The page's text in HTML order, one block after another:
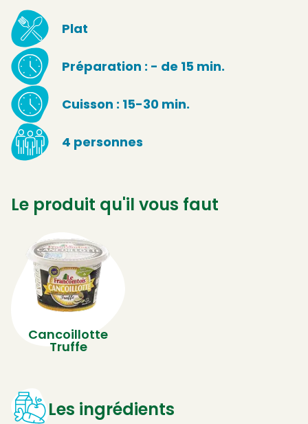
Plat
Préparation : - de 15 min.
Cuisson : 15-30 min.
4 personnes
Le produit qu'il vous faut
Cancoillotte
Truffe
Les ingrédients